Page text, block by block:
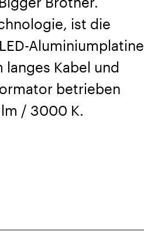
ist die
Aluminiumplatine
Kabel und
betrieben
lm / 3000 K.